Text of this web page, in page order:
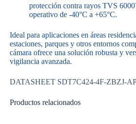
protección contra rayos TVS
operativo de -40°C a +65°C.
Ideal para aplicaciones en áreas
estaciones, parques y otros entornos
cámara ofrece una solución robusta y
vigilancia avanzada.
DATASHEET SDT7C424-4F-ZBZJ-
Productos relacionados